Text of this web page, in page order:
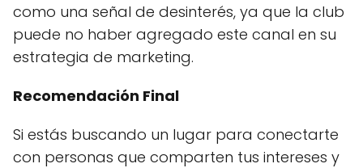
como una señal de desinterés, ya que la club
puede no haber agregado este canal en su
estrategia de marketing.
Recomendación Final
Si estás buscando un lugar para conectarte
con personas que comparten tus intereses y